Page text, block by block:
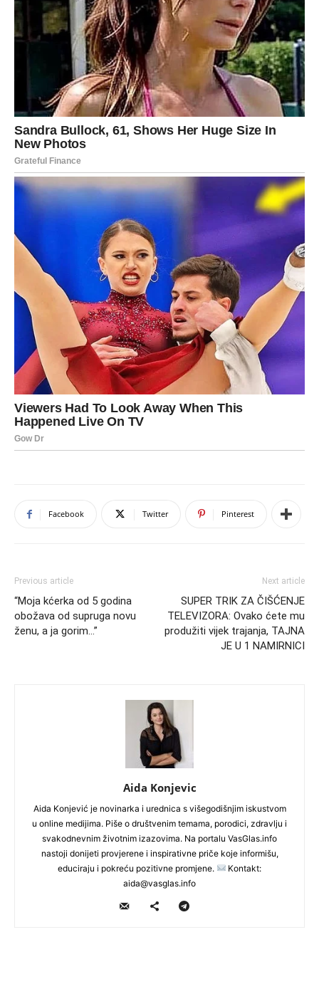
Facebook Twitter Pinterest
Previous article
“Moja kćerka od 5 godina
obožava od supruga novu
ženu, a ja gorim…”
Next article
SUPER TRIK ZA ČIŠĆENJE
TELEVIZORA: Ovako ćete mu
produžiti vijek trajanja, TAJNA
JE U 1 NAMIRNICI
Aida Konjevic
Aida Konjević je novinarka i urednica s višegodišnjim iskustvom
u online medijima. Piše o društvenim temama, porodici, zdravlju i
svakodnevnim životnim izazovima. Na portalu VasGlas.info
nastoji donijeti provjerene i inspirativne priče koje informišu,
educiraju i pokreću pozitivne promjene.
Kontakt:
aida@vasglas.info